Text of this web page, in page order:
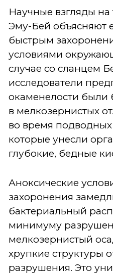
Научные взгляды
Эму-Бей объясняют
быстрым
условиями
случае со сланцем
исследователи
окаменелости были
в мелкозернистых
во время подводных
которые унесли
глубокие, бедные
Аноксические
захоронения
бактериальный
минимуму
мелкозернистый
хрупкие структуры
разрушения. Это